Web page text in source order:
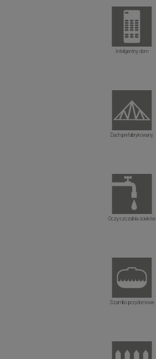
Inteligentny dom
Dach prefabrykowany
Oczyszczalnia ścieków
Szambo przydomowe